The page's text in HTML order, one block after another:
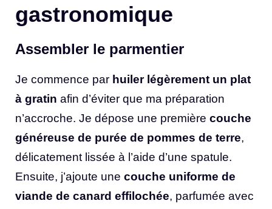
gastronomique
Assembler le parmentier
Je commence par huiler légèrement un plat
à gratin afin d’éviter que ma préparation
n’accroche. Je dépose une première couche
généreuse de purée de pommes de terre,
délicatement lissée à l’aide d’une spatule.
Ensuite, j’ajoute une couche uniforme de
viande de canard effilochée, parfumée avec